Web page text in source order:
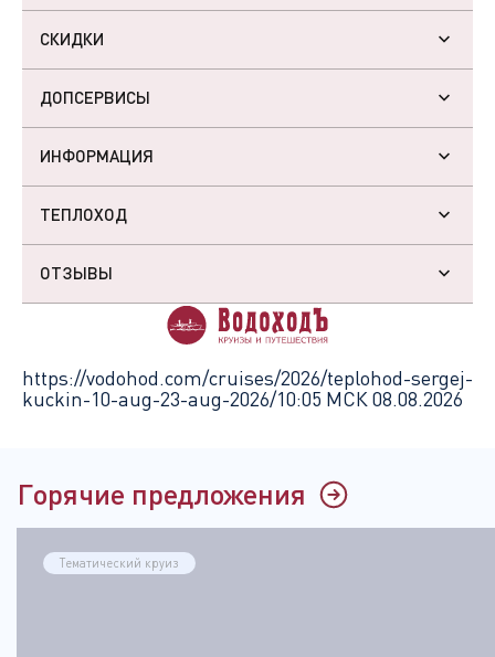
СКИДКИ
ДОПСЕРВИСЫ
ИНФОРМАЦИЯ
ТЕПЛОХОД
ОТЗЫВЫ
https://vodohod.com/cruises/2026/teplohod-sergej-
kuckin-10-aug-23-aug-2026/10:05 МСК 08.08.2026
Горячие предложения
Тематический круиз